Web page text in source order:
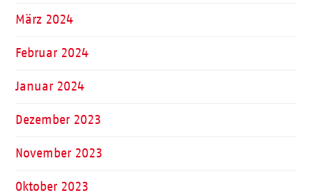
März 2024
Februar 2024
Januar 2024
Dezember 2023
November 2023
Oktober 2023